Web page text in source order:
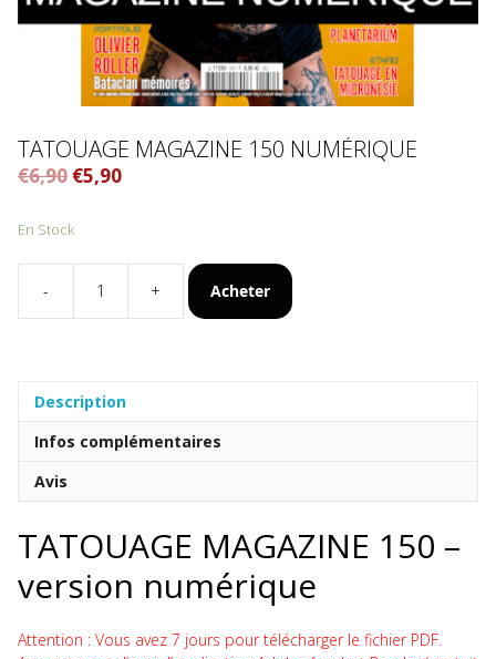
TATOUAGE MAGAZINE 150 NUMÉRIQUE
€6,90 €5,90
En Stock
-
quantité
de
numérique
+ Acheter
Description
Infos complémentaires
Avis
TATOUAGE MAGAZINE 150 –
version numérique
Attention : Vous avez 7 jours pour télécharger le fichier PDF.